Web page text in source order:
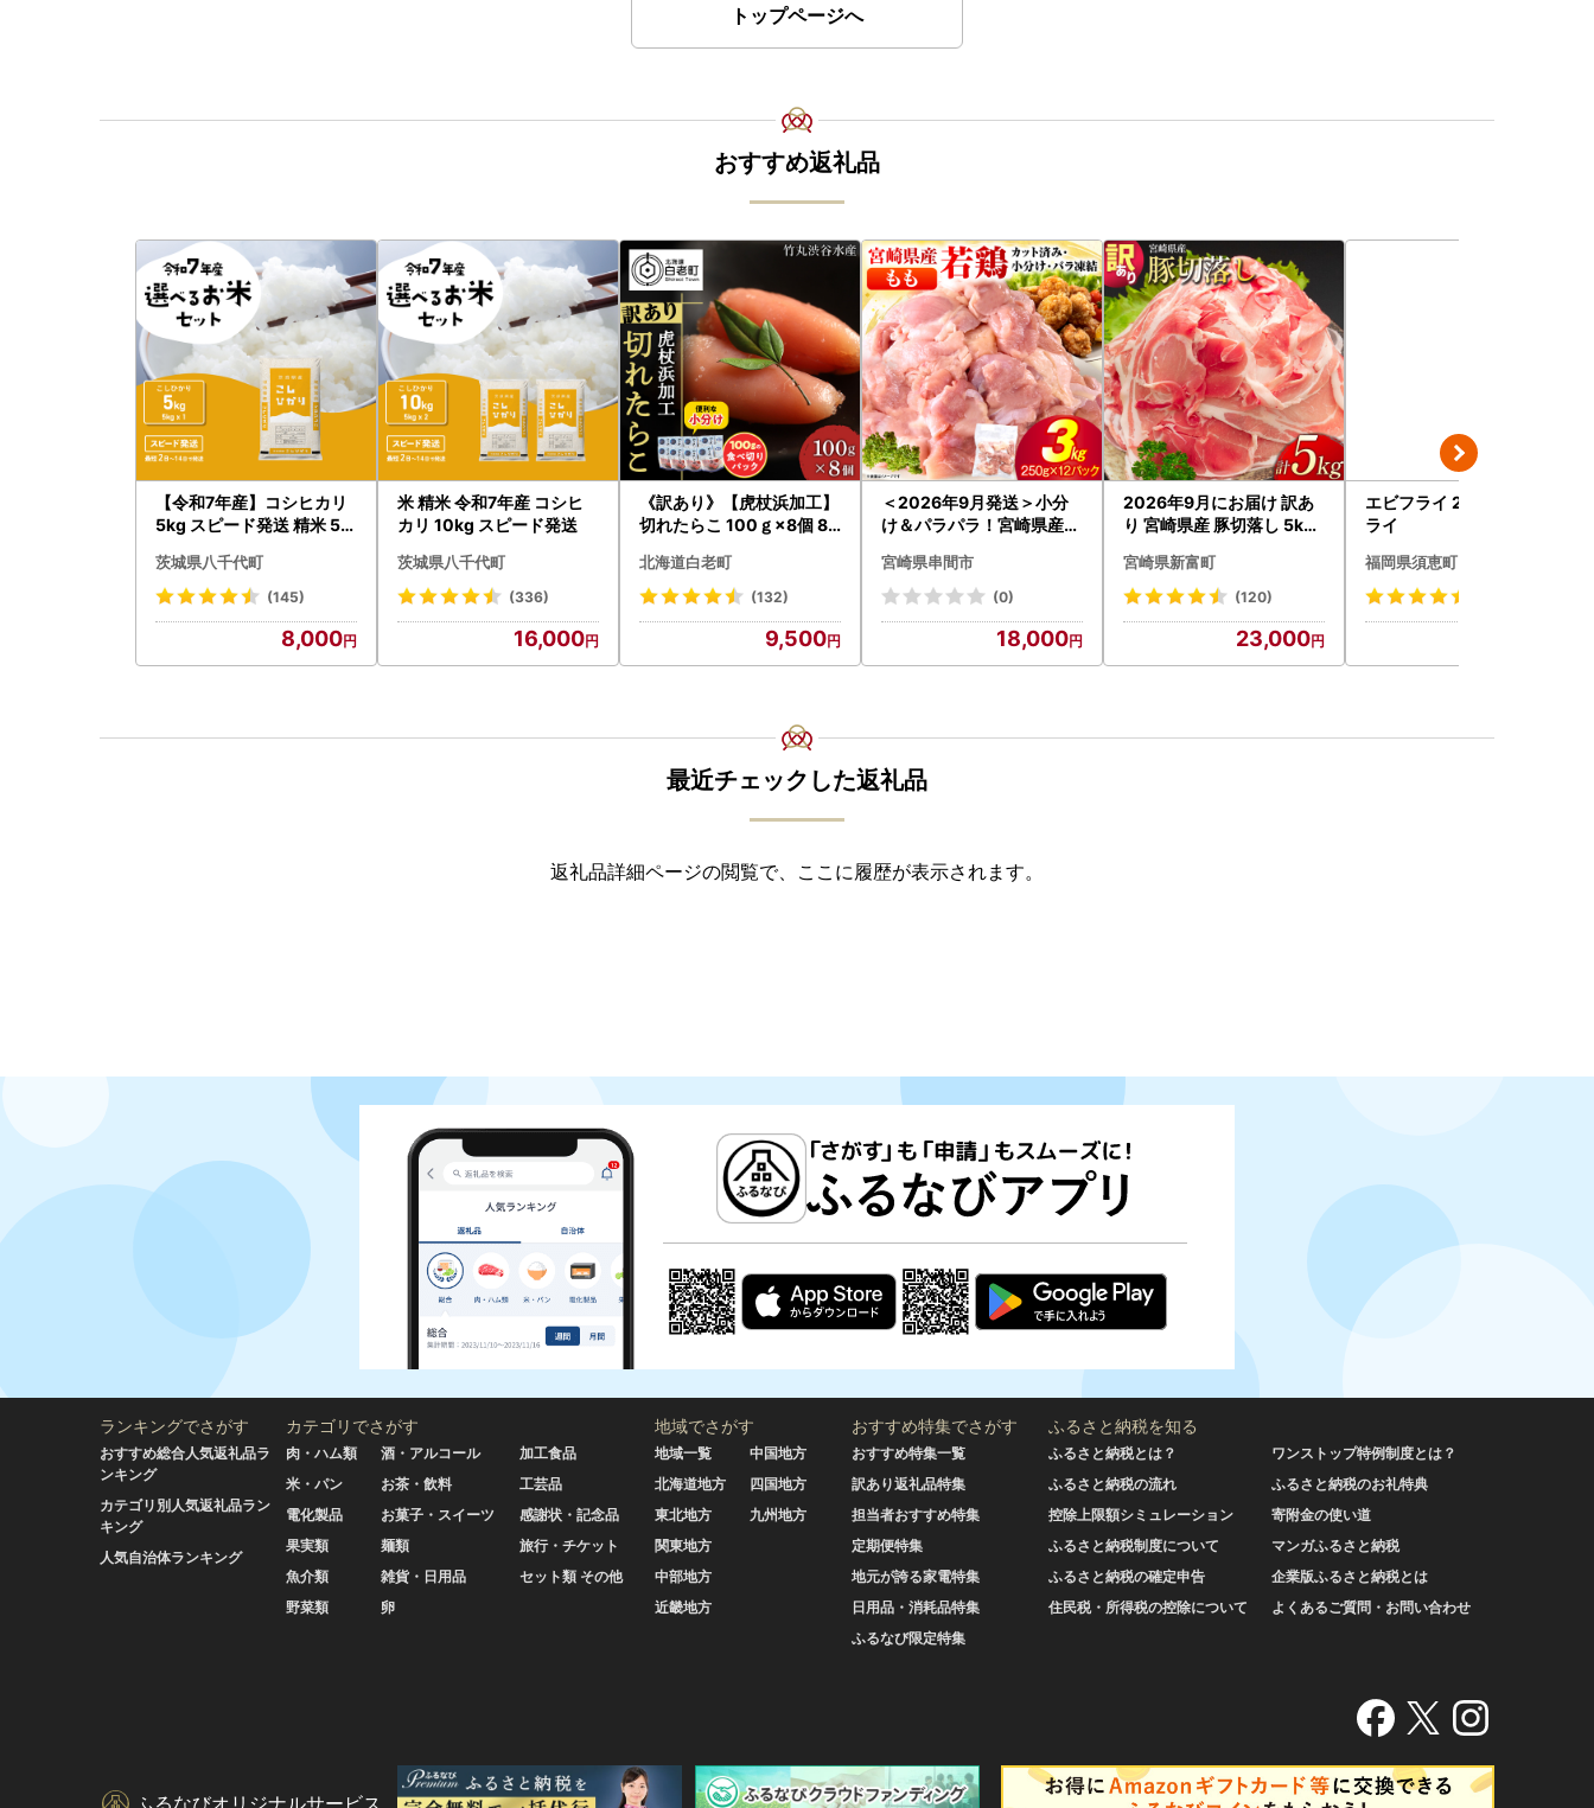
トップページへ
おすすめ返礼品
【令和7年産】コシヒカリ
5kg スピード発送 精米 5k
町
茨城県八千代町
(145)
8,000
米 精米 令和7年産 コシヒ
カリ 10kg スピード発送
茨城県八千代町
(336)
16,000
《訳あり》【虎杖浜加工】
切れたらこ 100ｇ×8個 80
北海道白老町
(132)
9,500
＜2026年9月発送＞小分
け＆パラパラ！宮崎県産鶏
-009-2609
宮崎県串間市
(0)
18,000
2026年9月にお届け 訳あ
り 宮崎県産 豚切落し 5kg
宮崎県新富町
(120)
23,000
エビフライ 25尾 | エビフ
ライ
福岡県須恵町
最近チェックした返礼品
返礼品詳細ページの閲覧で、ここに履歴が表示されます。
ランキングでさがす
おすすめ総合人気返礼品ラ
ンキング
カテゴリ別人気返礼品ラン
キング
人気自治体ランキング
カテゴリでさがす
肉・ハム類
米・パン
電化製品
果実類
魚介類
野菜類
酒・アルコール
お茶・飲料
お菓子・スイーツ
麺類
雑貨・日用品
卵
加工食品
工芸品
感謝状・記念品
旅行・チケット
セット類 その他
地域でさがす
地域一覧
北海道地方
東北地方
関東地方
中部地方
近畿地方
中国地方
四国地方
九州地方
おすすめ特集でさがす
おすすめ特集一覧
訳あり返礼品特集
担当者おすすめ特集
定期便特集
地元が誇る家電特集
日用品・消耗品特集
ふるなび限定特集
ふるさと納税を知る
ふるさと納税とは？
ふるさと納税の流れ
控除上限額シミュレーション
ふるさと納税制度について
ふるさと納税の確定申告
住民税・所得税の控除について
ワンストップ特例制度とは？
ふるさと納税のお礼特典
寄附金の使い道
マンガふるさと納税
企業版ふるさと納税とは
よくあるご質問・お問い合わせ